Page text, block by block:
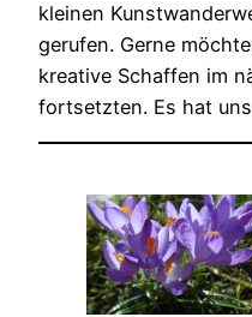
kleinen
gerufen. Gerne
kreative Schaffen im
fortsetzten. Es hat